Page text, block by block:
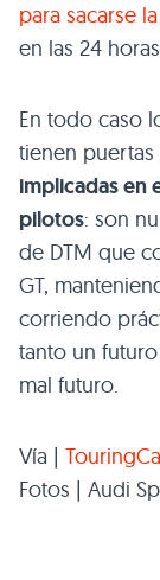
para sacarse
en las 24
En todo caso
tienen
implicadas en
pilotos: son
de DTM que
GT,
corriendo
tanto un
mal futuro.
Vía |
Fotos | Audi